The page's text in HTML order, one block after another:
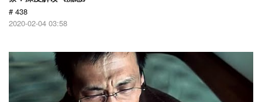
# 438
2020-02-04 03:58